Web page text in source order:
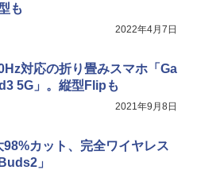
も
2022年4月7日
対応の折り畳みスマホ「Ga
5G」。縦型Flipも
2021年9月8日
98%カット、完全ワイヤレス
」